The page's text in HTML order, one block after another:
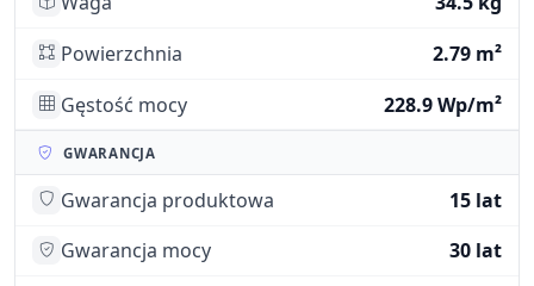
Powierzchnia
2.79 m²
Gęstość mocy
228.9 Wp/m²
GWARANCJA
Gwarancja produktowa
15 lat
Gwarancja mocy
30 lat